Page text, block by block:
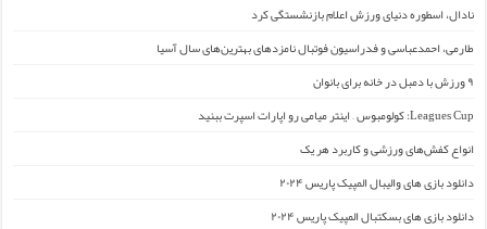
نادال، اسطوره دنیای ورزش اعلام بازنشستگی کرد
طارمی، احمدعباسی و فدراسیون فوتبال نامزدهای بهترین‌های سال آسیا
۹ ورزش با دمبل در خانه برای بانوان
Leagues Cup: کولومبوس – اینتر میامی رو اپارات اسپرت ببنید
انواع کفش‌های ورزشی و کاربرد هر یک
دانلود بازی های والیبال المپیک پاریس ۲۰۲۴
دانلود بازی های بسکتبال المپیک پاریس ۲۰۲۴